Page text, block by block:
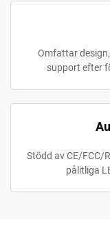
Omfattar
support efter
Stödd av CE/FCC/
pålitliga